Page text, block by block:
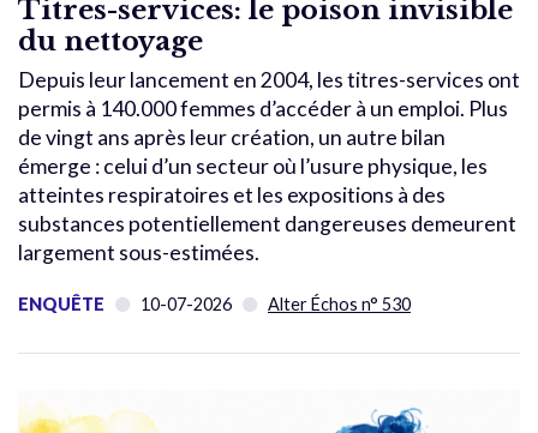
Titres-services: le poison invisible
du nettoyage
Depuis leur lancement en 2004, les titres-services ont
permis à 140.000 femmes d’accéder à un emploi. Plus
de vingt ans après leur création, un autre bilan
émerge : celui d’un secteur où l’usure physique, les
atteintes respiratoires et les expositions à des
substances potentiellement dangereuses demeurent
largement sous-estimées.
ENQUÊTE 10-07-2026 Alter Échos n° 530